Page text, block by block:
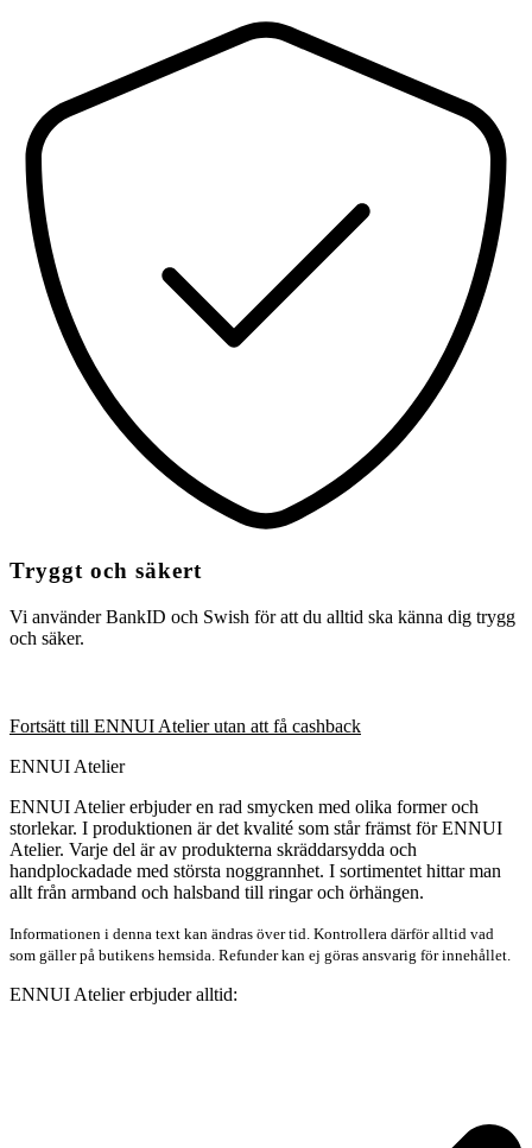
Tryggt och säkert
Vi använder BankID och Swish för att du alltid ska känna dig trygg
och säker.
Fortsätt till ENNUI Atelier utan att få cashback
ENNUI Atelier
ENNUI Atelier erbjuder en rad smycken med olika former och
storlekar. I produktionen är det kvalité som står främst för ENNUI
Atelier. Varje del är av produkterna skräddarsydda och
handplockadade med största noggrannhet. I sortimentet hittar man
allt från armband och halsband till ringar och örhängen.
Informationen i denna text kan ändras över tid. Kontrollera därför alltid vad
som gäller på butikens hemsida. Refunder kan ej göras ansvarig för innehållet.
ENNUI Atelier erbjuder alltid: